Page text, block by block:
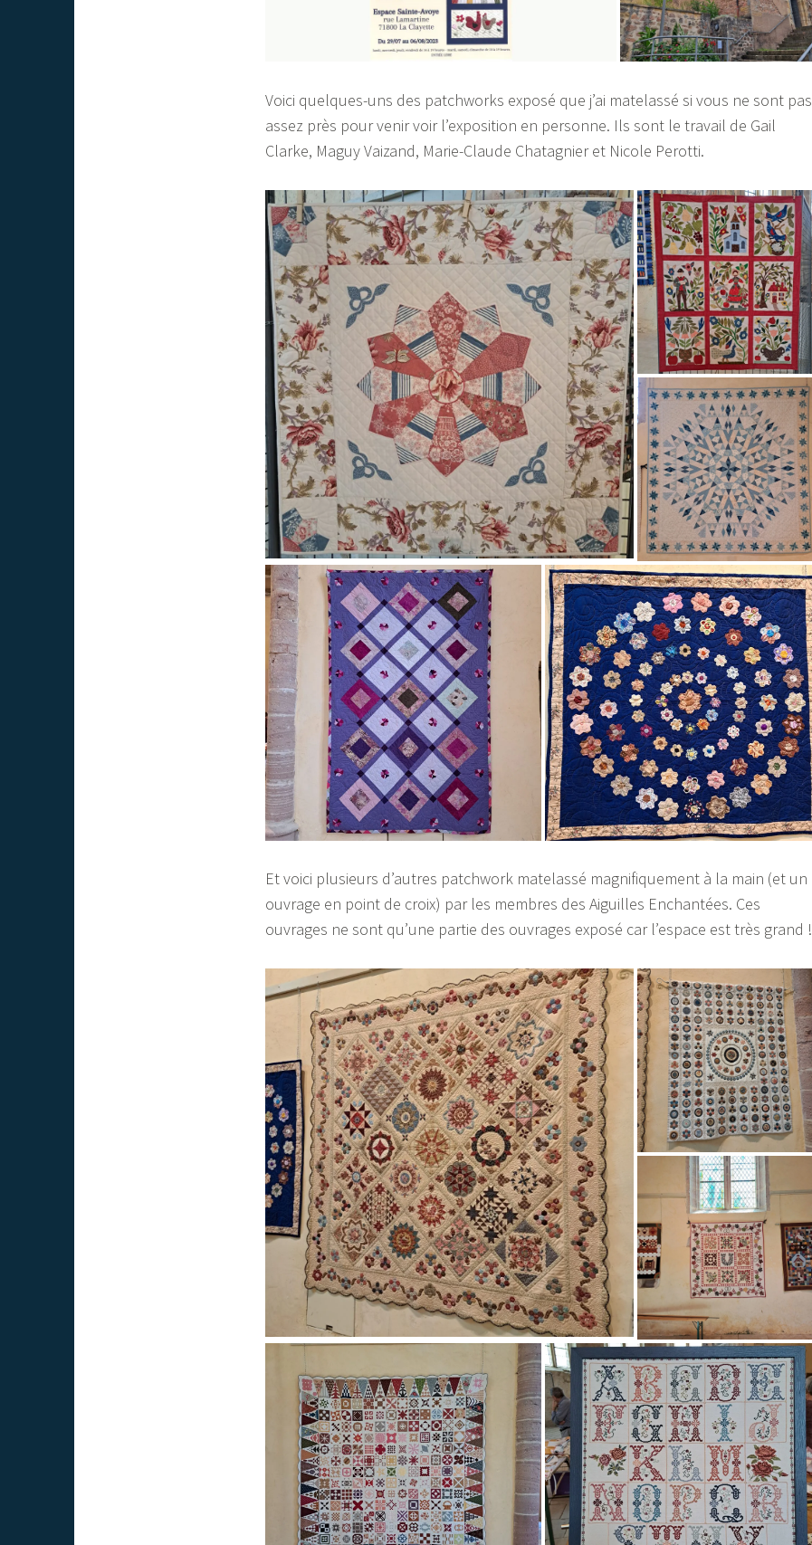
Voici quelques-uns des patchworks exposé que j’ai matelassé si vous ne sont pas
assez près pour venir voir l’exposition en personne. Ils sont le travail de Gail
Clarke, Maguy Vaizand, Marie-Claude Chatagnier et Nicole Perotti.
Et voici plusieurs d’autres patchwork matelassé magnifiquement à la main (et un
ouvrage en point de croix) par les membres des Aiguilles Enchantées. Ces
ouvrages ne sont qu’une partie des ouvrages exposé car l’espace est très grand !